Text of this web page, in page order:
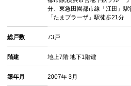
分、東急田園都市線「江田」
「たまプラーザ」駅徒歩21分
総戸数 73戸
階建 地上7階 地下1階建
築年月 2007年 3月